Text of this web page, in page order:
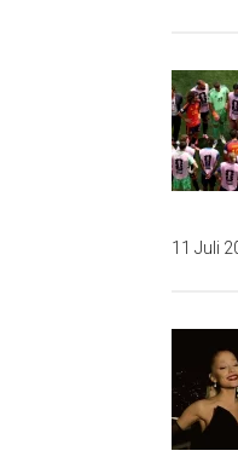
11 Juli